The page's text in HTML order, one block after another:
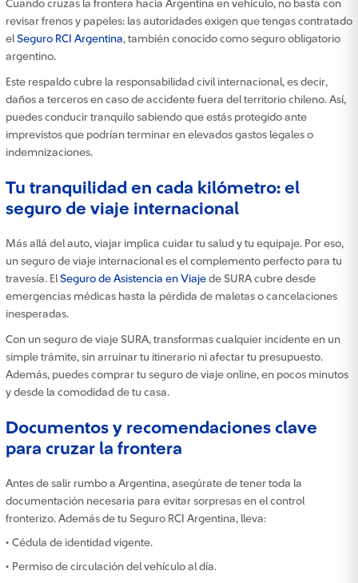
Cuando cruzas la frontera hacia Argentina en vehículo, no basta con
revisar frenos y papeles: las autoridades exigen que tengas contratado
elSeguro RCI Argentina, también conocido como seguro obligatorio
argentino.
Este respaldo cubre la responsabilidad civil internacional, es decir,
daños a terceros en caso de accidente fuera del territorio chileno. Así,
puedes conducir tranquilo sabiendo que estás protegido ante
imprevistos que podrían terminar en elevados gastos legales o
indemnizaciones.
Tu tranquilidad en cada kilómetro: el
seguro de viaje internacional
Más allá del auto, viajar implica cuidar tu salud y tu equipaje. Por eso,
un seguro de viaje internacional es el complemento perfecto para tu
travesía. ElSeguro de Asistencia en Viaje de SURA cubre desde
emergencias médicas hasta la pérdida de maletas o cancelaciones
inesperadas.
Con un seguro de viaje SURA, transformas cualquier incidente en un
simple trámite, sin arruinar tu itinerario ni afectar tu presupuesto.
Además, puedes comprar tu seguro de viaje online, en pocos minutos
y desde la comodidad de tu casa.
Documentos y recomendaciones clave
para cruzar la frontera
Antes de salir rumbo a Argentina, asegúrate de tener toda la
documentación necesaria para evitar sorpresas en el control
fronterizo. Además de tu Seguro RCI Argentina, lleva:
• Cédula de identidad vigente.
• Permiso de circulación del vehículo al día.